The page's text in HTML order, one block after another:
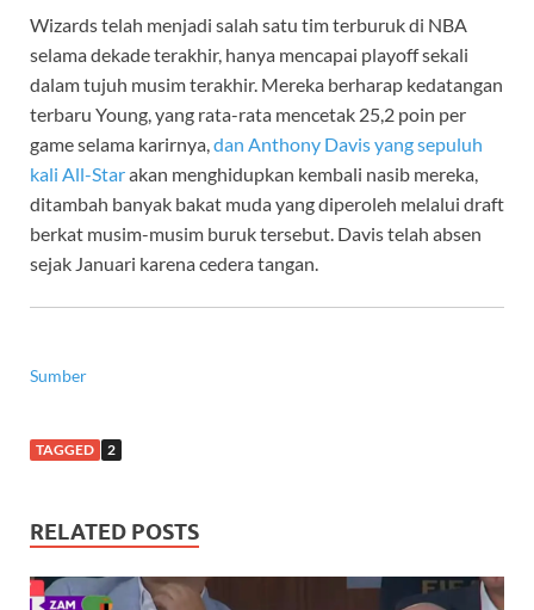
Wizards telah menjadi salah satu tim terburuk di NBA
selama dekade terakhir, hanya mencapai playoff sekali
dalam tujuh musim terakhir. Mereka berharap kedatangan
terbaru Young, yang rata-rata mencetak 25,2 poin per
game selama karirnya,dan Anthony Davis yang sepuluh
kali All-Starakan menghidupkan kembali nasib mereka,
ditambah banyak bakat muda yang diperoleh melalui draft
berkat musim-musim buruk tersebut. Davis telah absen
sejak Januari karena cedera tangan.
Sumber
TAGGED 2
RELATED POSTS